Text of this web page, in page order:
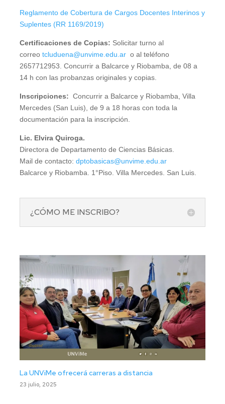
Reglamento de Cobertura de Cargos Docentes Interinos y
Suplentes (RR 1169/2019)
Certificaciones de Copias: Solicitar turno al
correo tcluduena@unvime.edu.aro al teléfono
2657712953. Concurrir a Balcarce y Riobamba, de 08 a
14 h con las probanzas originales y copias.
Inscripciones: Concurrir a Balcarce y Riobamba, Villa
Mercedes (San Luis), de 9 a 18 horas con toda la
documentación para la inscripción.
Lic. Elvira Quiroga.
Directora de Departamento de Ciencias Básicas.
Mail de contacto: dptobasicas@unvime.edu.ar
Balcarce y Riobamba. 1°Piso. Villa Mercedes. San Luis.
¿CÓMO ME INSCRIBO?
La UNViMe ofrecerá carreras a distancia
23 julio, 2025